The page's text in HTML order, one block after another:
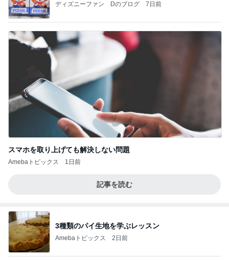
スマホを取り上げても解決しない問題
Amebaトピックス
記事を読む
Amebaトピックス 2日前
あいのりクロ 図々しい人って、こういう人？
勝手に考察 2日前